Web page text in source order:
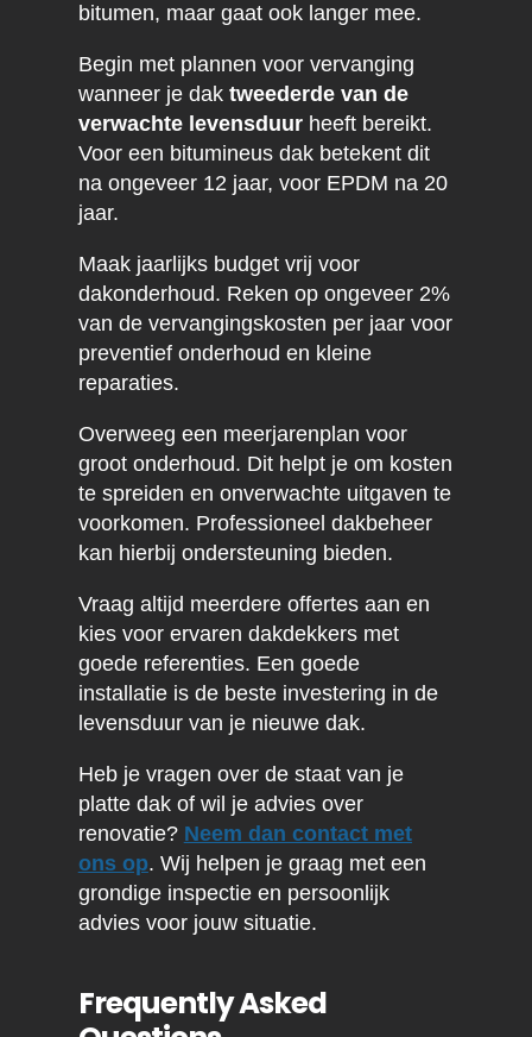
bitumen, maar gaat ook langer mee.
Begin met plannen voor vervanging
wanneer je dak tweederde van de
verwachte levensduurheeft bereikt.
Voor een bitumineus dak betekent dit
na ongeveer 12 jaar, voor EPDM na 20
jaar.
Maak jaarlijks budget vrij voor
dakonderhoud. Reken op ongeveer 2%
van de vervangingskosten per jaar voor
preventief onderhoud en kleine
reparaties.
Overweeg een meerjarenplan voor
groot onderhoud. Dit helpt je om kosten
te spreiden en onverwachte uitgaven te
voorkomen. Professioneel dakbeheer
kan hierbij ondersteuning bieden.
Vraag altijd meerdere offertes aan en
kies voor ervaren dakdekkers met
goede referenties. Een goede
installatie is de beste investering in de
levensduur van je nieuwe dak.
Heb je vragen over de staat van je
platte dak of wil je advies over
renovatie? Neem dan contact met
ons op. Wij helpen je graag met een
grondige inspectie en persoonlijk
advies voor jouw situatie.
Frequently Asked